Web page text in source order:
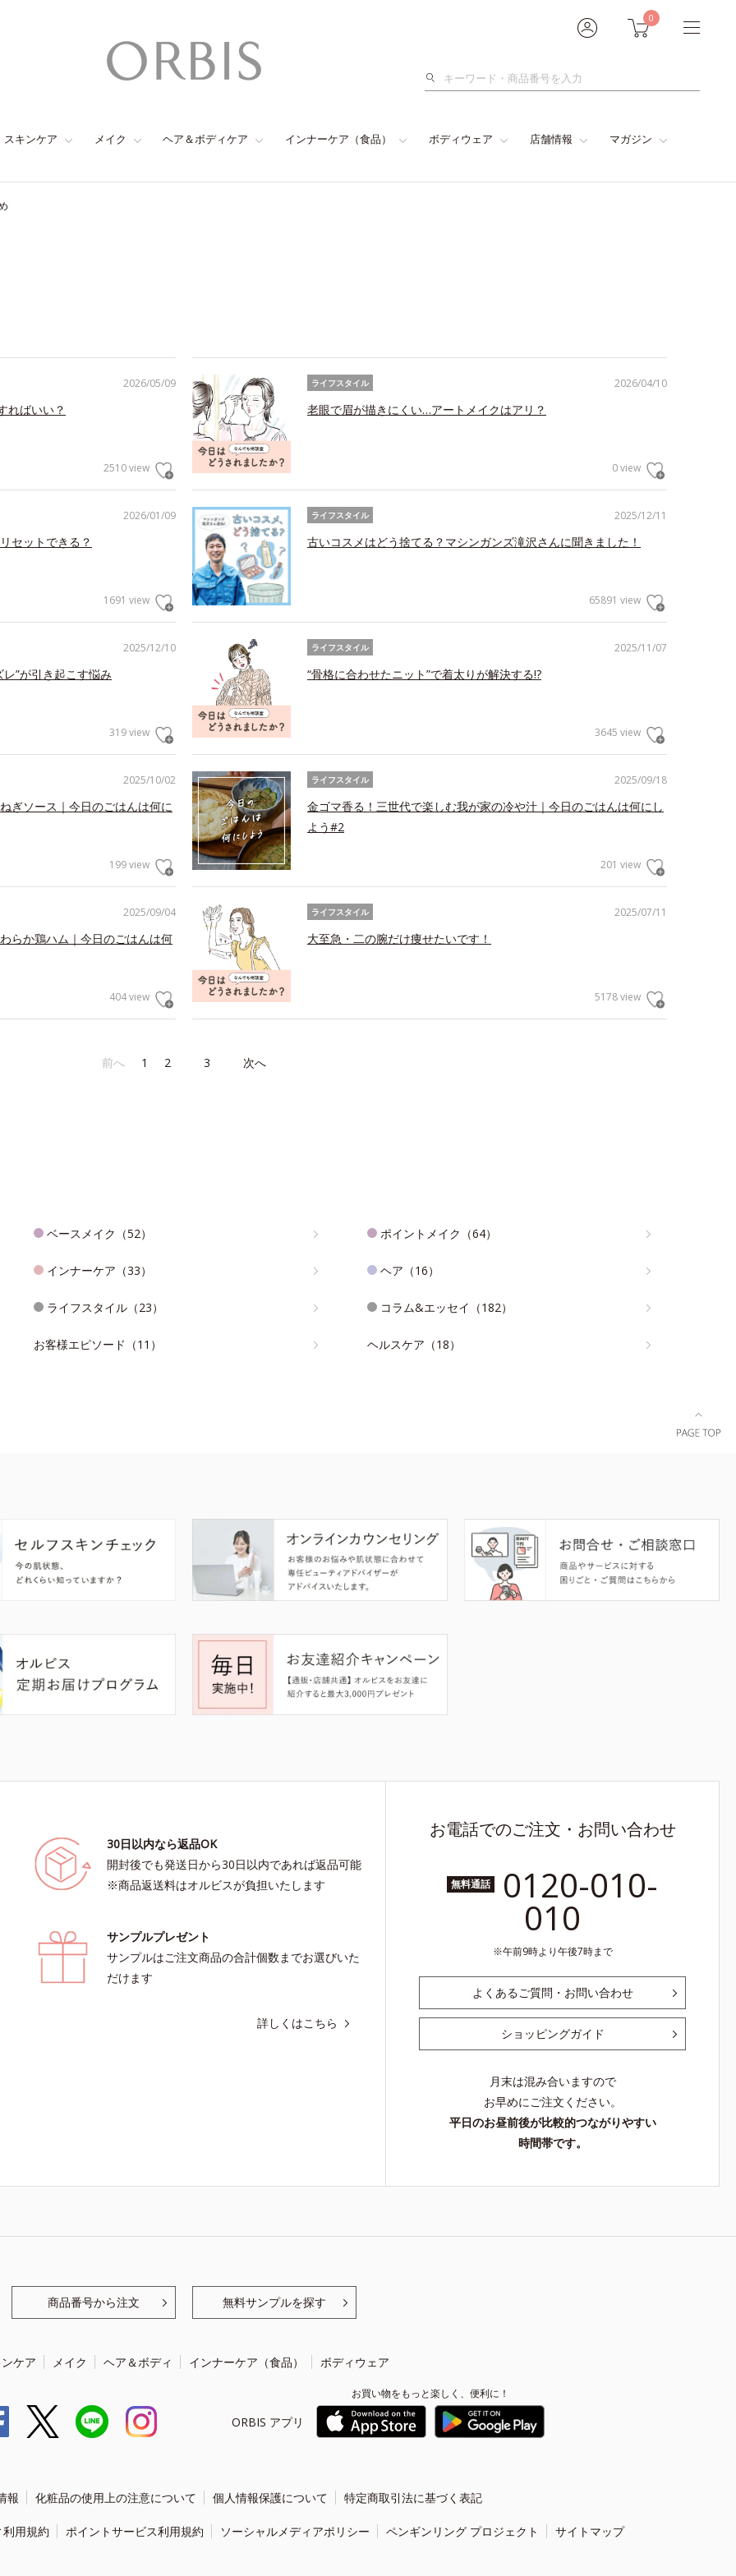
0
検
スキンケア メイク ヘア＆ボディケア インナーケア（食品） ボディウェア 店舗情報 マガジン
2026/05/09
ればいい？
2510 view
2026/04/10
ライフスタイル
老眼で眉が描きにくい…アートメイクはアリ？
0 view
2026/01/09
セットできる？
1691 view
2025/12/11
ライフスタイル
古いコスメはどう捨てる？マシンガンズ滝沢さんに聞きました！
65891 view
2025/12/10
”が引き起こす悩み
319 view
2025/11/07
ライフスタイル
“骨格に合わせたニット”で着太りが解決する!?
3645 view
2025/10/02
ぎソース｜今日のごはんは何に
199 view
2025/09/18
ライフスタイル
金ゴマ香る！三世代で楽しむ我が家の冷や汁｜今日のごはんは何にし
よう#2
201 view
2025/09/04
らか鶏ハム｜今日のごはんは何
404 view
2025/07/11
ライフスタイル
大至急・二の腕だけ痩せたいです！
5178 view
前へ 1 2 3 次へ
ベースメイク（52） ポイントメイク（64）
インナーケア（33） ヘア（16）
ライフスタイル（23） コラム&エッセイ（182）
お客様エピソード（11） ヘルスケア（18）
30日以内なら返品OK
開封後でも発送日から30日以内であれば返品可能
※商品返送料はオルビスが負担いたします
サンプルプレゼント
サンプルはご注文商品の合計個数までお選びいた
だけます
詳しくはこちら
お電話でのご注文・お問い合わせ
無料通話 0120-010-
010
午前9時より午後7時まで
よくあるご質問・お問い合わせ
ショッピングガイド
月末は混み合いますので
お早めにご注文ください。
平日のお昼前後が比較的つながりやすい
時間帯です。
商品番号から注文 無料サンプルを探す
ケア メイク ヘア＆ボディ インナーケア（食品） ボディウェア
ORBIS アプリ
お買い物をもっと楽しく、便利に！
報 化粧品の使用上の注意について 個人情報保護について 特定商取引法に基づく表記
用規約 ポイントサービス利用規約 ソーシャルメディアポリシー ペンギンリング プロジェクト サイトマップ